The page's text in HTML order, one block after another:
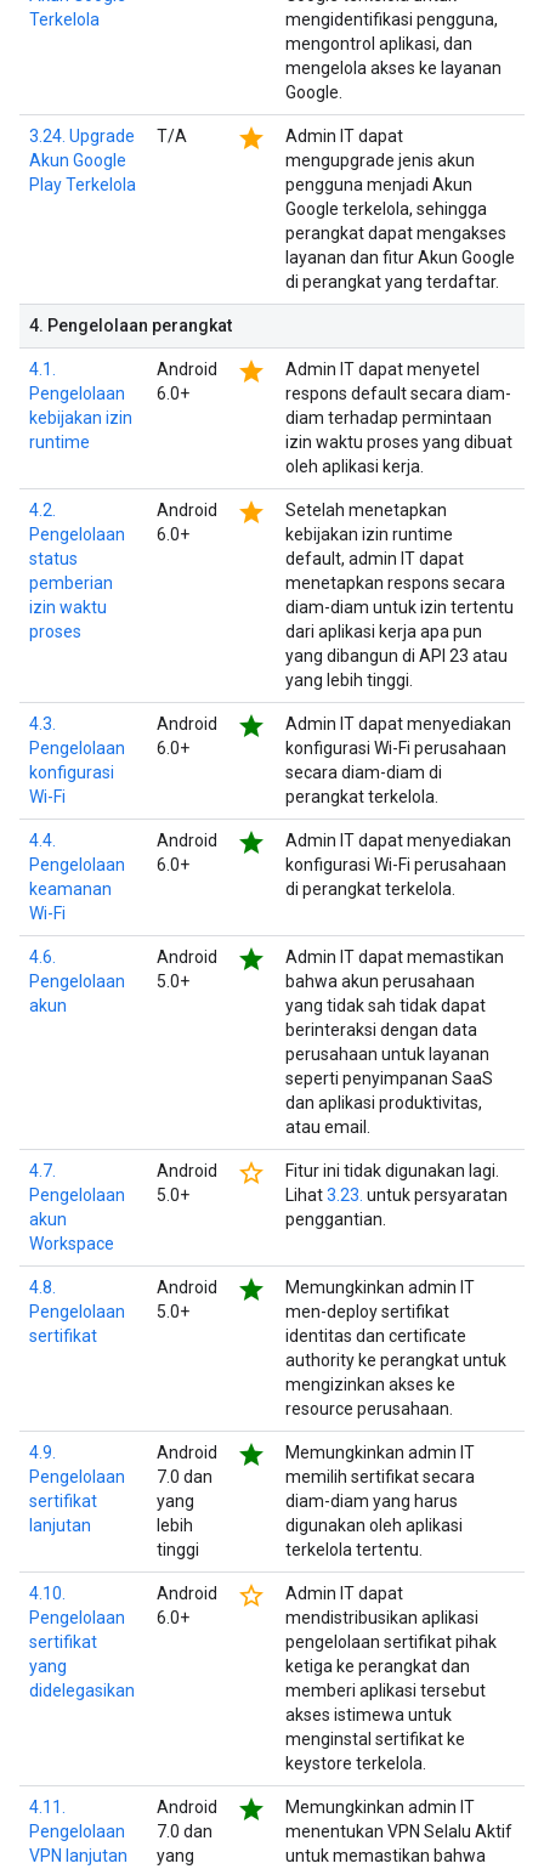
Terkelola
mengidentifikasi pengguna,
mengontrol aplikasi, dan
mengelola akses ke layanan
Google.
3.24. Upgrade
Akun Google
Play Terkelola
T/A star
Admin IT dapat
mengupgrade jenis akun
pengguna menjadi Akun
Google terkelola, sehingga
perangkat dapat mengakses
layanan dan fitur Akun Google
di perangkat yang terdaftar.
4. Pengelolaan perangkat
4.1.
Pengelolaan
kebijakan izin
runtime
Android
6.0+
star
Admin IT dapat menyetel
respons default secara diam-
diam terhadap permintaan
izin waktu proses yang dibuat
oleh aplikasi kerja.
4.2.
Pengelolaan
status
pemberian
izin waktu
proses
Android
6.0+
star
Setelah menetapkan
kebijakan izin runtime
default, admin IT dapat
menetapkan respons secara
diam-diam untuk izin tertentu
dari aplikasi kerja apa pun
yang dibangun di API 23 atau
yang lebih tinggi.
4.3.
Pengelolaan
konfigurasi
Wi-Fi
Android
6.0+
star
Admin IT dapat menyediakan
konfigurasi Wi-Fi perusahaan
secara diam-diam di
perangkat terkelola.
4.4.
Pengelolaan
keamanan
Wi-Fi
Android
6.0+
star
Admin IT dapat menyediakan
konfigurasi Wi-Fi perusahaan
di perangkat terkelola.
4.6.
Pengelolaan
akun
Android
5.0+
star
Admin IT dapat memastikan
bahwa akun perusahaan
yang tidak sah tidak dapat
berinteraksi dengan data
perusahaan untuk layanan
seperti penyimpanan SaaS
dan aplikasi produktivitas,
atau email.
4.7.
Pengelolaan
akun
Workspace
Android
5.0+
star_border
Fitur ini tidak digunakan lagi.
Lihat3.23. untuk persyaratan
penggantian.
4.8.
Pengelolaan
sertifikat
Android
5.0+
star
Memungkinkan admin IT
men-deploy sertifikat
identitas dan certificate
authority ke perangkat untuk
mengizinkan akses ke
resource perusahaan.
4.9.
Pengelolaan
sertifikat
lanjutan
Android
7.0 dan
yang
lebih
tinggi
star
Memungkinkan admin IT
memilih sertifikat secara
diam-diam yang harus
digunakan oleh aplikasi
terkelola tertentu.
4.10.
Pengelolaan
sertifikat
yang
didelegasikan
Android
6.0+
star_border
Admin IT dapat
mendistribusikan aplikasi
pengelolaan sertifikat pihak
ketiga ke perangkat dan
memberi aplikasi tersebut
akses istimewa untuk
menginstal sertifikat ke
keystore terkelola.
4.11.
Pengelolaan
VPN lanjutan
Android
7.0 dan
yang
star
Memungkinkan admin IT
menentukan VPN Selalu Aktif
untuk memastikan bahwa